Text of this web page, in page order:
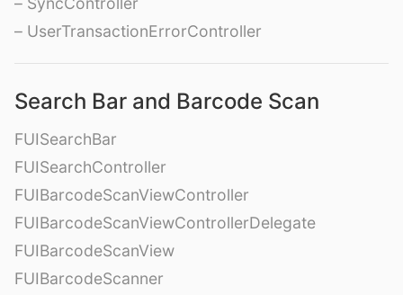
– UserTransactionErrorController
Search Bar and Barcode Scan
FUISearchBar
FUISearchController
FUIBarcodeScanViewController
FUIBarcodeScanViewControllerDelegate
FUIBarcodeScanView
FUIBarcodeScanner